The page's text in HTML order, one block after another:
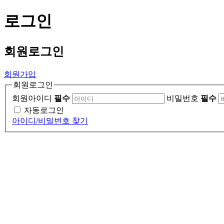
로그인
회원 로그인
회원가입
회원로그인
회원아이디 필수 비밀번호 필수
자동로그인
아이디/비밀번호 찾기